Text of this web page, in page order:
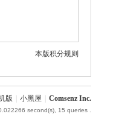
本版积分规则
版 小黑屋 Comsenz Inc.
second(s), 15 queries .